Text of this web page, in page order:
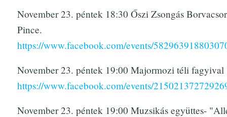
November 23. péntek 18:30 Őszi Zsongás
Pince.
https://www.facebook.com/events/
November 23. péntek 19:00 Majormozi téli fagyival
https://www.facebook.com/events/
November 23. péntek 19:00 Muzsikás együttes-